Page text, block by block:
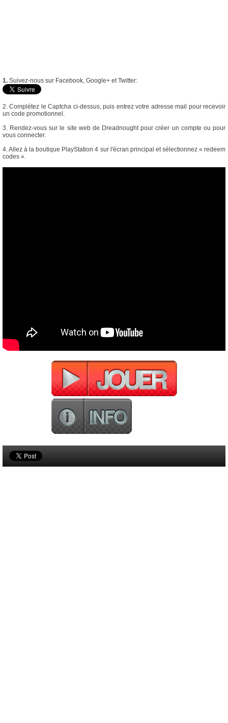
1. Suivez-nous sur Facebook, Google+ et Twitter:
2. Complétez le Captcha ci-dessus, puis entrez votre adresse mail pour recevoir
un code promotionnel.
3. Rendez-vous sur le site web de Dreadnought pour créer un compte ou pour
vous connecter.
4. Allez à la boutique PlayStation 4 sur l'écran principal et sélectionnez « redeem
codes ».